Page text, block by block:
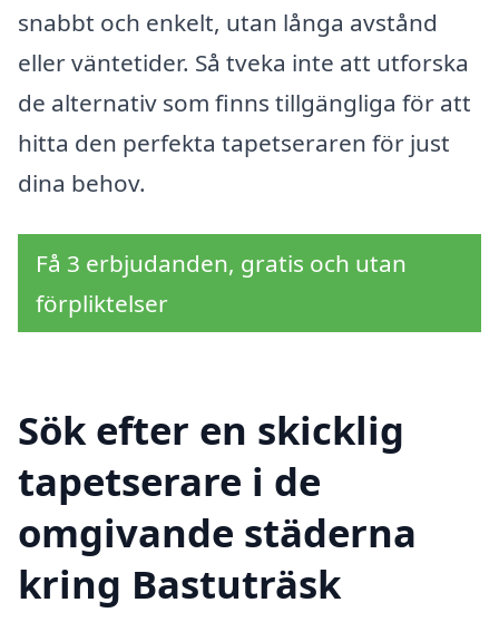
snabbt och enkelt, utan långa avstånd
eller väntetider. Så tveka inte att utforska
de alternativ som finns tillgängliga för att
hitta den perfekta tapetseraren för just
dina behov.
Få 3 erbjudanden, gratis och utan
förpliktelser
Sök efter en skicklig
tapetserare i de
omgivande städerna
kring Bastuträsk